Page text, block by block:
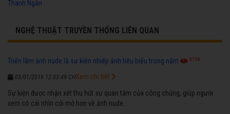
Thanh Ngân
NGHỆ THUẬT TRUYỀN THỐNG LIÊN QUAN
Triển lãm ảnh nude là sự kiện nhiếp ảnh tiêu biểu trong năm 5136
03/01/2019 12:03:49 CH
Sự kiện được nhận xét thu hút sự quan tâm của công chúng, giúp người
xem có cái nhìn cởi mở hơn về ảnh nude.
Xem chi tiết